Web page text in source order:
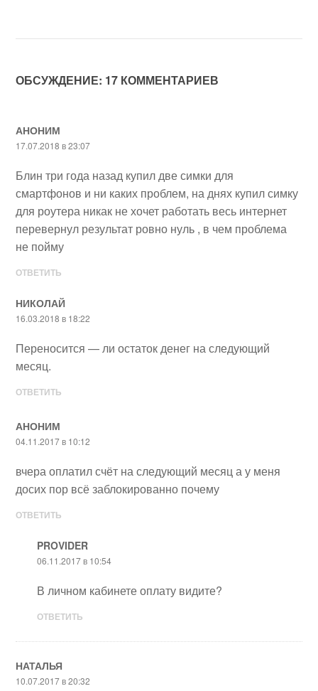
ОБСУЖДЕНИЕ: 17 КОММЕНТАРИЕВ
АНОНИМ
17.07.2018 в 23:07
Блин три года назад купил две симки для
смартфонов и ни каких проблем, на днях купил симку
для роутера никак не хочет работать весь интернет
перевернул результат ровно нуль , в чем проблема
не пойму
ОТВЕТИТЬ
НИКОЛАЙ
16.03.2018 в 18:22
Переносится — ли остаток денег на следующий
месяц.
ОТВЕТИТЬ
АНОНИМ
04.11.2017 в 10:12
вчера оплатил счёт на следующий месяц а у меня
досих пор всё заблокированно почему
ОТВЕТИТЬ
PROVIDER
06.11.2017 в 10:54
В личном кабинете оплату видите?
ОТВЕТИТЬ
НАТАЛЬЯ
10.07.2017 в 20:32